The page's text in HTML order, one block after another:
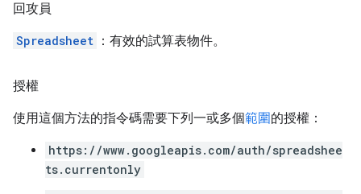
回攻員
Spreadsheet ：有效的試算表物件。
授權
使用這個方法的指令碼需要下列一或多個範圍的授權：
https://www.googleapis.com/auth/spreadshee
ts.currentonly